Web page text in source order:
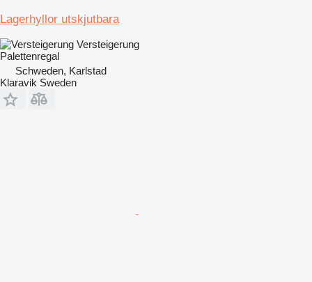
Lagerhyllor utskjutbara
Versteigerung
Palettenregal
Schweden, Karlstad
Klaravik Sweden